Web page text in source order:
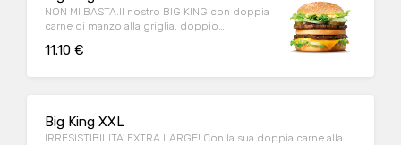
NON MI BASTA.Il nostro BIG KING con doppia
carne di manzo alla griglia, doppio
11.10 €
Big King XXL
IRRESISTIBILITA' EXTRA LARGE! Con la sua doppia carne alla